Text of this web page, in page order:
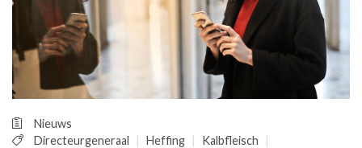
PRAKTIJKZAKEN
TARIEVEN
VPHUISARTSEN
MEDISCHE VAKHANDEL
REGISTRATIE
Nieuws
Directeurgeneraal
Heffing
Kalbfleisch